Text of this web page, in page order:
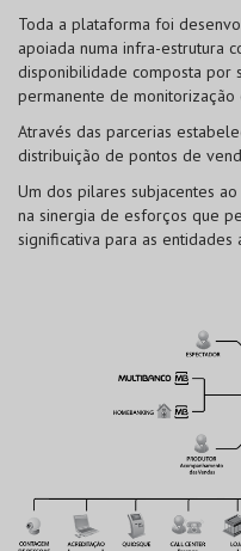
Toda a plataforma foi
apoiada numa infra-estrutura
disponibilidade composta por
permanente de monitorização
Através das parcerias
distribuição de pontos de
Um dos pilares subjacentes
na sinergia de esforços que
significativa para as entidades